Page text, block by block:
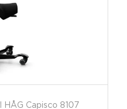
Capisco 8107